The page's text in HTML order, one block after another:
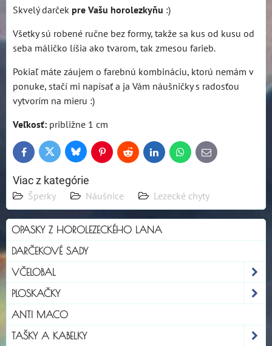
Skvelý darček pre Vašu horolezkyňu :)
Všetky sú robené ručne bez formy, takže sa kus od kusu od
seba máličko líšia ako tvarom, tak zmesou farieb.
Pokiaľ máte záujem o farebnú kombináciu, ktorú nemám v
ponuke, stačí mi napísať a ja Vám náušničky s radosťou
vytvorím na mieru :)
Veľkosť: približne 1 cm
FacebookTwitter BlueskyPinterestReddit LinkedInWhatsApp
E-
mail
Viac z kategórie
Šperky Náušnice Lezecké chyty
OPASKY Z HOROLEZECKÉHO LANA
DARČEKOVÉ SADY
VČELOBAL
PLOSKAČKY
ANTI MACO
TAŠKY A KABELKY